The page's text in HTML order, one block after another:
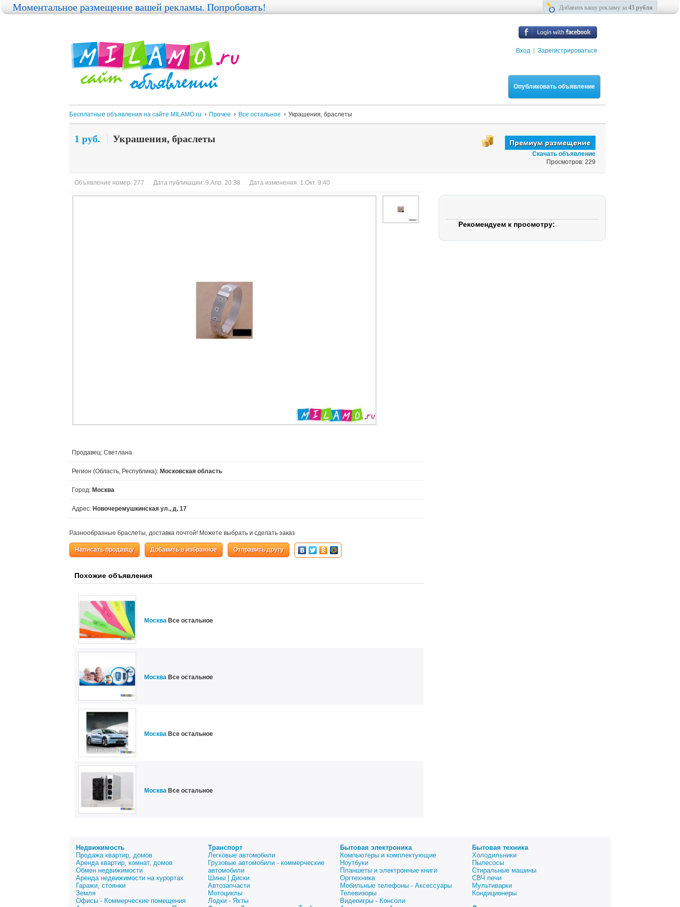
Вход Зарегистрироваться
Опубликовать объявление
Бесплатные объявления на сайте MILAMO.ru Прочее Все остальное Украшения, браслеты
1 руб. Украшения, браслеты
Скачать объявление
Просмотров: 229
Объявление номер: 277 Дата публикации: 9.Апр. 20:38 Дата изменения: 1.Окт. 9:40
Продавец: Светлана
Регион (Область, Республика): Московская область
Город: Москва
Адрес: Новочеремушкинская ул., д. 17
Разнообразные браслеты, доставка почтой! Можете выбрать и сделать заказ
Написать продавцу Добавить в избранное Отправить другу
Похожие объявления
Москва Все остальное
Москва Все остальное
Москва Все остальное
Москва Все остальное
Моментальное размещение вашей рекламы. Попробовать! Добавить вашу рекламу за 43 рубля
Рекомендуем к просмотру:
Недвижимость
Продажа квартир, домов
Аренда квартир, комнат, домов
Обмен недвижимости
Аренда недвижимости на курортах
Гаражи, стоянки
Земля
Офисы - Коммерческие помещения
Транспорт
Легковые автомобили
Грузовые автомобили - коммерческие
автомобили
Шины | Диски
Автозапчасти
Мотоциклы
Лодки - Яхты
Бытовая электроника
Компьютеры и комплектующие
Ноутбуки
Планшеты и электронные книги
Оргтехника
Мобильные телефоны - Аксессуары
Телевизоры
Видеоигры - Консоли
Бытовая техника
Холодильники
Пылесосы
Стиральные машины
СВЧ печи
Мультиварки
Кондиционеры